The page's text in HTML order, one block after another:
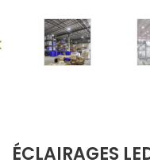
ÉCLAIRAGES